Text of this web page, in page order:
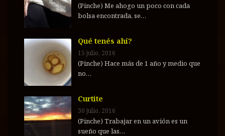
(Pinche) Me ahogo un poco con cada
bolsa encontrada, se…
Qué tenés ahí?
15 julio, 2016
(Pinche) Hace más de 1 año y medio que
no…
Curtite
30 julio, 2016
(Pinche) Trabajar en un avión es un
sueño que las…